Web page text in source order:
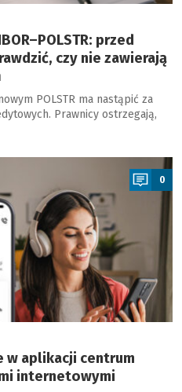
przed
czy nie zawierają
POLSTR ma nastąpić za
Prawnicy ostrzegają,
0
w aplikacji centrum
internetowymi